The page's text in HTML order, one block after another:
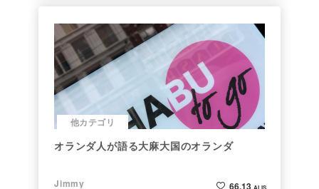
他カテゴリ
オランダ人が語る大麻大国のオランダ
Jimmy 66.13 ALIS